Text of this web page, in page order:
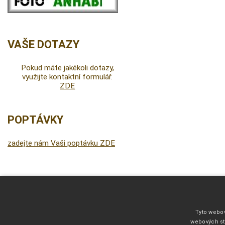
VAŠE DOTAZY
Pokud máte jakékoli dotazy,
využijte kontaktní formulář.
ZDE
POPTÁVKY
zadejte nám Vaši poptávku ZDE
Tyto
webových